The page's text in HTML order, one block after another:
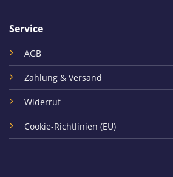
Service
AGB
Zahlung & Versand
Widerruf
Cookie-Richtlinien (EU)